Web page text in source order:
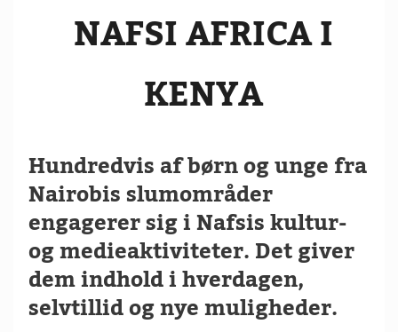
NAFSI AFRICA I
KENYA
Hundredvis af børn og unge fra
Nairobis slumområder
engagerer sig iNafsiskultur-
og medieaktiviteter. Det giver
dem indhold i hverdagen,
selvtillid og nye muligheder.